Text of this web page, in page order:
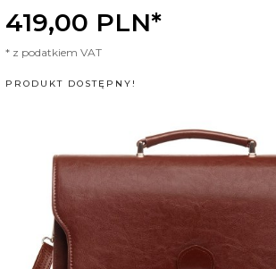
419,00 PLN*
* z podatkiem VAT
PRODUKT DOSTĘPNY!